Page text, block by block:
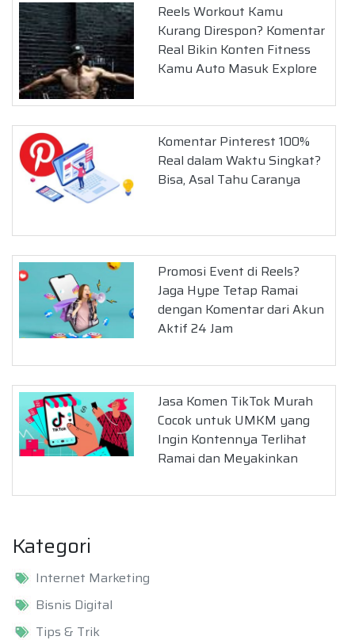
Reels Workout Kamu
Kurang Direspon? Komentar
Real Bikin Konten Fitness
Kamu Auto Masuk Explore
Komentar Pinterest 100%
Real dalam Waktu Singkat?
Bisa, Asal Tahu Caranya
Promosi Event di Reels?
Jaga Hype Tetap Ramai
dengan Komentar dari Akun
Aktif 24 Jam
Jasa Komen TikTok Murah
Cocok untuk UMKM yang
Ingin Kontennya Terlihat
Ramai dan Meyakinkan
Kategori
Internet Marketing
Bisnis Digital
Tips & Trik